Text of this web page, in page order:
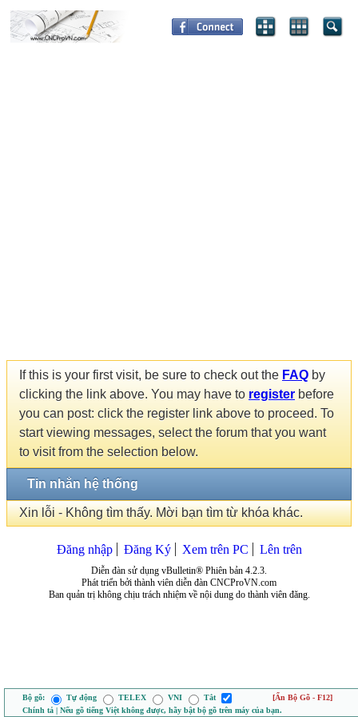
If this is your first visit, be sure to check out the FAQ by
clicking the link above. You may have to register before
you can post: click the register link above to proceed. To
start viewing messages, select the forum that you want
to visit from the selection below.
Tin nhắn hệ thống
Xin lỗi - Không tìm thấy. Mời bạn tìm từ khóa khác.
Đăng nhập Đăng Ký Xem trên PC Lên trên
Diễn đàn sử dụng vBulletin® Phiên bản 4.2.3.
Phát triển bởi thành viên diễn đàn CNCProVN.com
Ban quản trị không chịu trách nhiệm về nội dung do thành viên đăng.
Bộ gõ: Tự động TELEX VNI Tắt
[Ẩn Bộ Gõ - F12]
Chính tả | Nếu gõ tiếng Việt không được, hãy bật bộ gõ trên máy của bạn.